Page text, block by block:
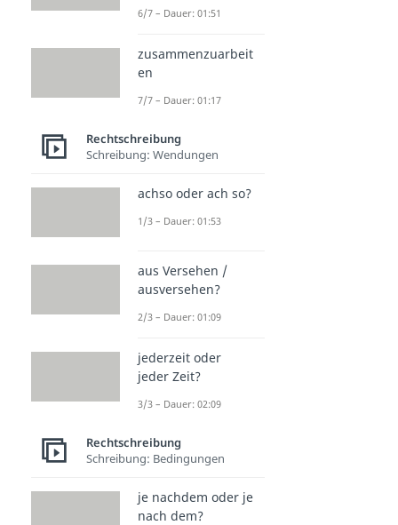
6/7 – Dauer: 01:51
zusammenzuarbeit
en
7/7 – Dauer: 01:17
Rechtschreibung
Schreibung: Wendungen
achso oder ach so?
1/3 – Dauer: 01:53
aus Versehen /
ausversehen?
2/3 – Dauer: 01:09
jederzeit oder
jeder Zeit?
3/3 – Dauer: 02:09
Rechtschreibung
Schreibung: Bedingungen
je nachdem oder je
nach dem?